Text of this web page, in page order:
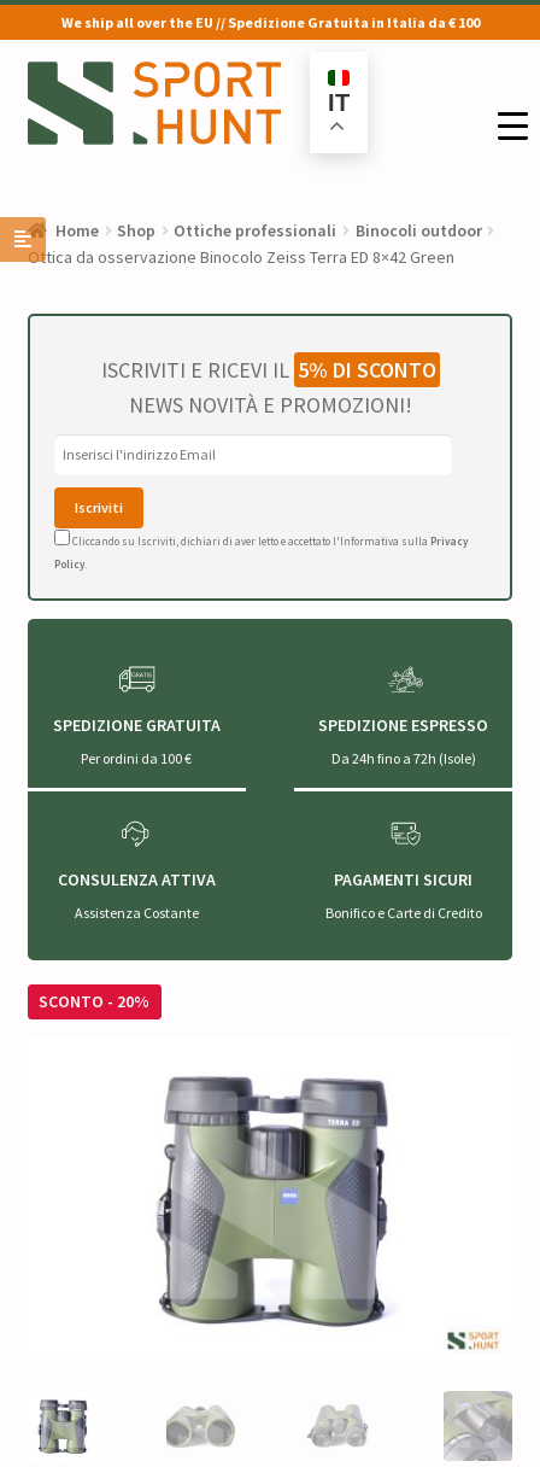
We ship all over the EU // Spedizione Gratuita in Italia da € 100
Vai
alla
navigazione
Vai
al
contenuto
IT
Home Shop Ottiche professionali
Binocoli outdoor
Ottica da osservazione Binocolo Zeiss Terra ED 8×42 Green
ISCRIVITI E RICEVI IL 5% DI SCONTO
NEWS NOVITÀ E PROMOZIONI!
Cliccando su Iscriviti, dichiari di aver letto e accettato l'Informativa sulla Privacy
Policy.
SPEDIZIONE GRATUITA
Per ordini da 100 €
SPEDIZIONE ESPRESSO
Da 24h fino a 72h (Isole)
CONSULENZA ATTIVA
Assistenza Costante
PAGAMENTI SICURI
Bonifico e Carte di Credito
SCONTO - 20%